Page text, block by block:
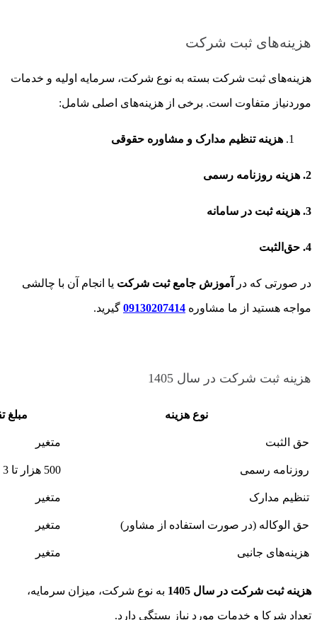
هزینه‌های ثبت شرکت
هزینه‌های ثبت شرکت بسته به نوع شرکت، سرمایه اولیه و خدمات
موردنیاز متفاوت است. برخی از هزینه‌های اصلی شامل:
هزینه تنظیم مدارک و مشاوره حقوقی
2. هزینه روزنامه رسمی
3. هزینه ثبت در سامانه
4. حق‌الثبت
در صورتی که در آموزش جامع ثبت شرکت یا انجام آن با چالشی
مواجه هستید از ما مشاوره 09130207414 گیرید.
هزینه ثبت شرکت در سال 1405
نوع هزینه مبلغ
حق الثبت متغیر
روزنامه رسمی 500 هزار تا 3 میلیون
تنظیم مدارک متغیر
حق الوکاله (در صورت استفاده از مشاور) متغیر
هزینه‌های جانبی متغیر
هزینه ثبت شرکت در سال 1405 به نوع شرکت، میزان سرمایه،
تعداد شرکا و خدمات مورد نیاز بستگی دارد.